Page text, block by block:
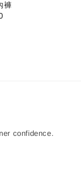
褲
confidence.